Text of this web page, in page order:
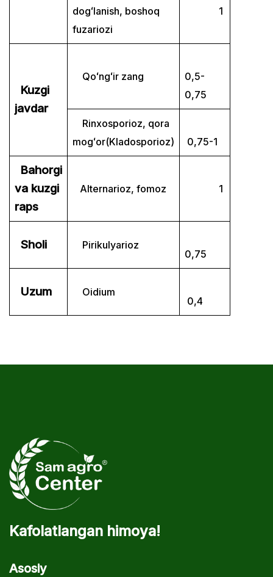
dogʻlanish, boshoq
fuzariozi
1
Kuzgi
javdar
Qoʻngʻir zang
0,5-
0,75
Rinxosporioz, qora
mogʻor(Kladosporioz)
0,75-1
Bahorgi
va kuzgi
raps
Alternarioz, fomoz 1
Sholi Pirikulyarioz
0,75
Uzum Oidium
0,4
Kafolatlangan himoya!
Asosiy